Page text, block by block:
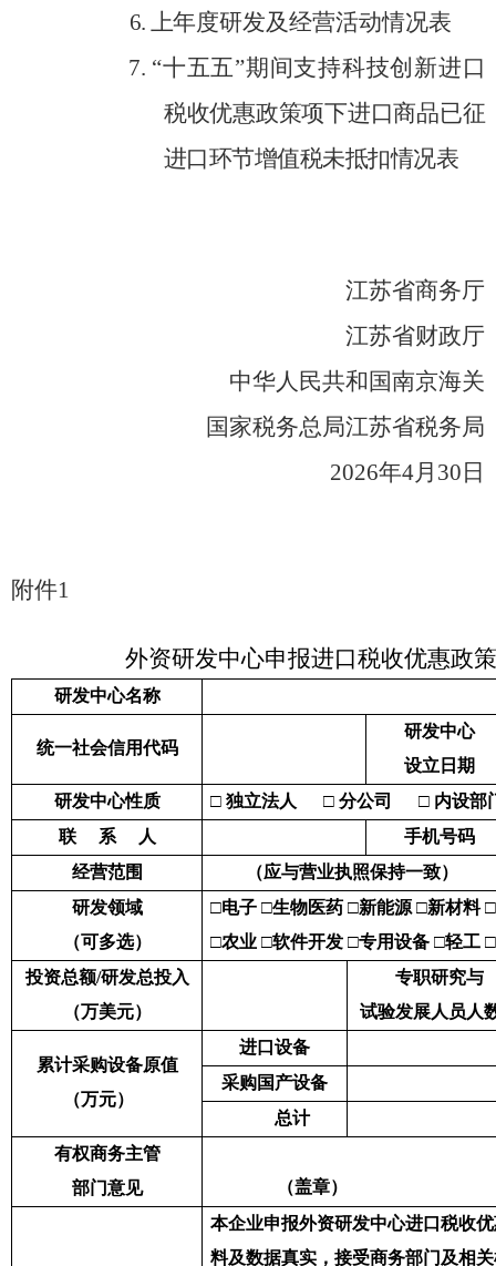
6. 上年度研发及经营活动情况表
7. “十五五”期间支持科技创新进口
税收优惠政策项下进口商品已征
进口环节增值税未抵扣情况表
江苏省商务厅
江苏省财政厅
中华人民共和国南京海关
国家税务总局江苏省税务局
2026年4月 30 日
附件1
外资研发中心申报进口税收优惠政
研发中心名称
统一社会信用代码
研发中心
设立日期
研发中心性质
□ 独立法人 □ 分公司 □ 内设部
联
系 人
手机号码
经营范围
（应与营业执照保持一致）
研发领域
（可多选）
□电子 □生物医药 □新能源 □新材料□
□农业 □软件开发 □专用设备 □轻工 □
投资总额/研发总投入
（万美元）
专职研究与
试验发展人员人
累计采购设备原值
（万元）
进口设备
采购国产设备
总计
有权商务主管
部门意见
（盖章）
本企业申报外资研发中心进口税收
料及数据真实，接受商务部门及相